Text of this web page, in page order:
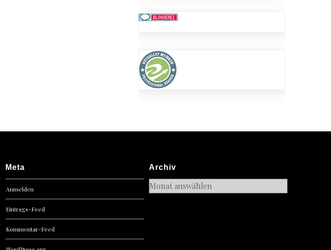
Meta
Anmelden
Eintrags-Feed
Kommentar-Feed
Archiv
Archiv